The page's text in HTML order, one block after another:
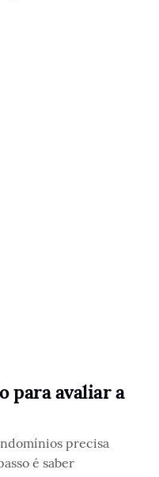
para avaliar a
precisa
é saber